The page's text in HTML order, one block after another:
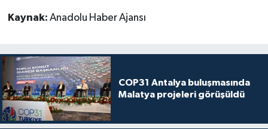
Kaynak: Anadolu Haber Ajansı
COP31 Antalya buluşmasında
Malatya projeleri görüşüldü